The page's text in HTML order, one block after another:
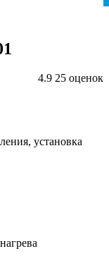
4.9 25 оценок
установка